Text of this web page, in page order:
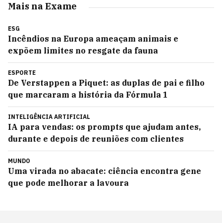
Mais na Exame
ESG
Incêndios na Europa ameaçam animais e
expõem limites no resgate da fauna
ESPORTE
De Verstappen a Piquet: as duplas de pai e filho
que marcaram a história da Fórmula 1
INTELIGÊNCIA ARTIFICIAL
IA para vendas: os prompts que ajudam antes,
durante e depois de reuniões com clientes
MUNDO
Uma virada no abacate: ciência encontra gene
que pode melhorar a lavoura